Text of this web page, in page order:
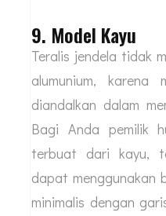
9. Model Kayu
Teralis jendela tidak
alumunium,
diandalkan dalam
Bagi Anda pemilik
terbuat dari kayu,
dapat menggunakan
minimalis dengan